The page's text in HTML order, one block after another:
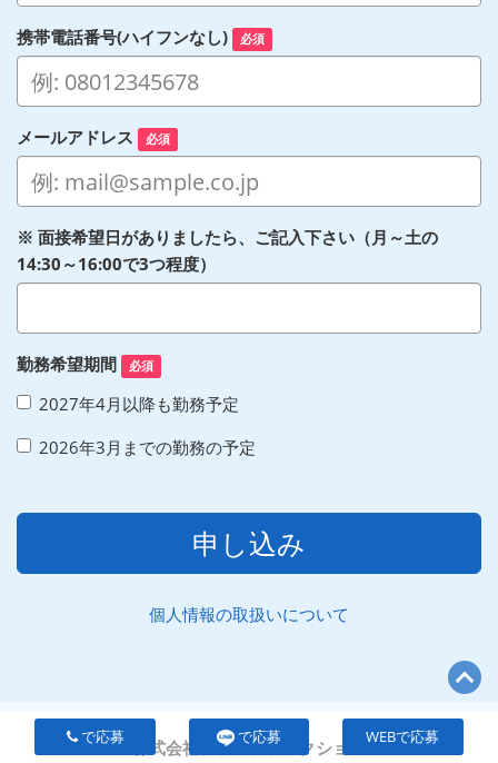
携帯電話番号(ハイフンなし) 必須
メールアドレス 必須
※ 面接希望日がありましたら、ご記入下さい（月～土の
14:30～16:00で3つ程度）
勤務希望期間 必須
2027年4月以降も勤務予定
2026年3月までの勤務の予定
申し込み
個人情報の取扱いについて
で応募 で応募 WEBで応募
株式会社ファンファンクション